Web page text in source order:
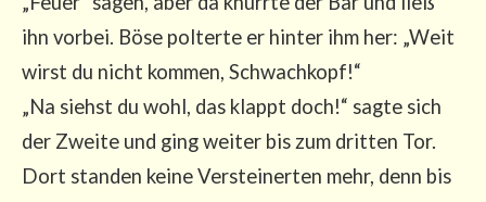
ihn vor­bei. Böse pol­ter­te er hin­ter ihm her: „Weit
wirst du nicht kom­men, Schwach­kopf!“
„Na siehst du wohl, das klappt doch!“ sag­te sich
der Zwei­te und ging wei­ter bis zum drit­ten Tor.
Dort stan­den kei­ne Ver­stei­ner­ten mehr, denn bis